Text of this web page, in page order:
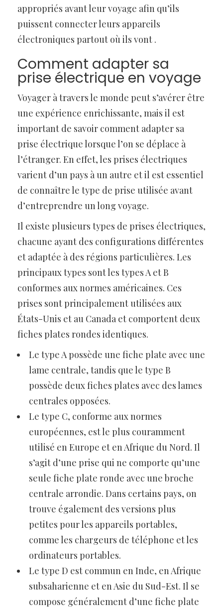
appropriés avant leur voyage afin qu’ils
puissent connecter leurs appareils
électroniques partout où ils vont .
Comment adapter sa
prise électrique en voyage
Voyager à travers le monde peut s’avérer être
une expérience enrichissante, mais il est
important de savoir comment adapter sa
prise électrique lorsque l’on se déplace à
l’étranger. En effet, les prises électriques
varient d’un pays à un autre et il est essentiel
de connaître le type de prise utilisée avant
d’entreprendre un long voyage.
Il existe plusieurs types de prises électriques,
chacune ayant des configurations différentes
et adaptée à des régions particulières. Les
principaux types sont les types A et B
conformes aux normes américaines. Ces
prises sont principalement utilisées aux
États-Unis et au Canada et comportent deux
fiches plates rondes identiques.
Le type A possède une fiche plate avec une
lame centrale, tandis que le type B
possède deux fiches plates avec des lames
centrales opposées.
Le type C, conforme aux normes
européennes, est le plus couramment
utilisé en Europe et en Afrique du Nord. Il
s’agit d’une prise qui ne comporte qu’une
seule fiche plate ronde avec une broche
centrale arrondie. Dans certains pays, on
trouve également des versions plus
petites pour les appareils portables,
comme les chargeurs de téléphone et les
ordinateurs portables.
Le type D est commun en Inde, en Afrique
subsaharienne et en Asie du Sud-Est. Il se
compose généralement d’une fiche plate